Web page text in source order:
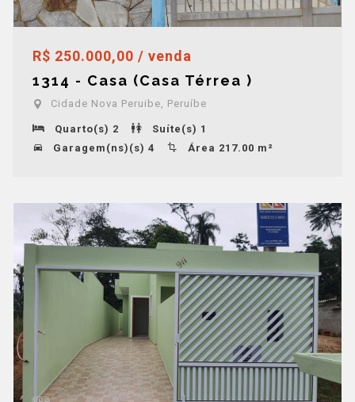
R$ 250.000,00 / venda
1314 - Casa (Casa Térrea )
Cidade Nova Peruibe, Peruíbe
Quarto(s) 2
Suíte(s) 1
Garagem(ns)(s) 4
Área 217.00 m²